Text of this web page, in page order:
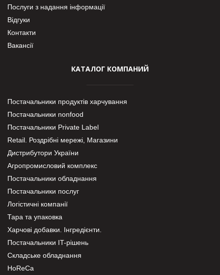
Послуги з надання інформації
Відгуки
Контакти
Вакансії
КАТАЛОГ КОМПАНИЙ
Постачальники продуктів харчування
Постачальники nonfood
Постачальники Private Label
Retail. Роздрібні мережі, Магазини
Дистрибутори України
Агропромисловий комплекс
Постачальники обладнання
Постачальники послуг
Логістичні компанії
Тара та упаковка
Харчові добавки. Інгредієнти.
Постачальники IT-рішень
Складське обладнання
HoReCa